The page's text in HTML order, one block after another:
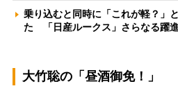
乗り込むと同時に「これが軽？」
た 「日産ルークス」さらなる躍
大竹聡の「昼酒御免！」